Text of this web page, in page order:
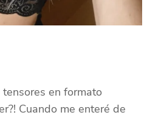
en formato
Cuando me enteré de